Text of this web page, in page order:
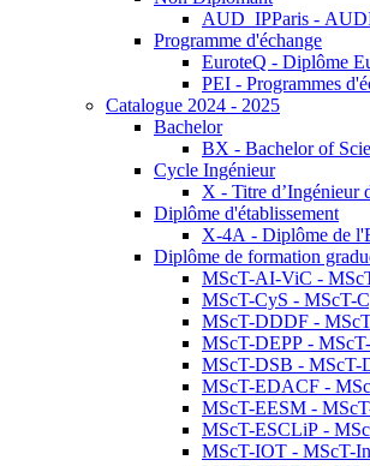
AUD_IPParis -
Programme d'échange
EuroteQ - Diplôme
PEI - Programmes
Catalogue 2024 - 2025
Bachelor
BX - Bachelor of
Cycle Ingénieur
X - Titre d’Ingénieur
Diplôme d'établissement
X-4A - Diplôme de
Diplôme de formation
MScT-AI-ViC -
MScT-CyS - MScT-
MScT-DDDF -
MScT-DEPP -
MScT-DSB - MScT-
MScT-EDACF -
MScT-EESM -
MScT-ESCLiP -
MScT-IOT - MScT-